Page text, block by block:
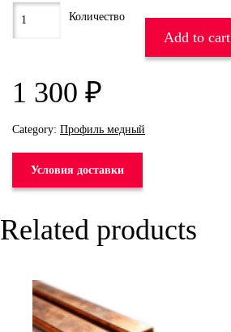
1 300 ₽
Add to cart
Category: Профиль медный
Условия доставки
Related products